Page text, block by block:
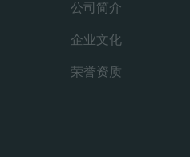
公司简介
企业文化
荣誉资质